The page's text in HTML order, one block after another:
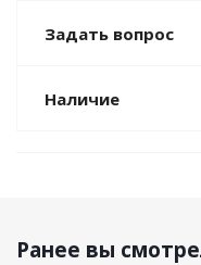
Задать вопрос
Наличие
Ранее вы